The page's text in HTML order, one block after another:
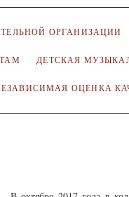
ОРГАНИЗАЦИИ
ДЕТСКАЯ
ОЦЕНКА